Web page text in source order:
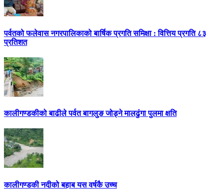
पर्वतको फलेवास नगरपालिकाको बार्षिक प्रगति समिक्षा : वित्तिय प्रगति ८३
प्रतिशत
कालीगण्डकीको बाढीले पर्वत बागलुङ जोड्ने मालढुंगा पुलमा क्षति
कालीगण्डकी नदीको बहाब यस वर्षकै उच्च